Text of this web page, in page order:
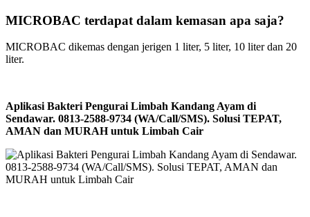
MICROBAC terdapat dalam kemasan apa saja?
MICROBAC dikemas dengan jerigen 1 liter, 5 liter, 10 liter dan 20
liter.
Aplikasi Bakteri Pengurai Limbah Kandang Ayam di
Sendawar. 0813-2588-9734 (WA/Call/SMS). Solusi TEPAT,
AMAN dan MURAH untuk Limbah Cair